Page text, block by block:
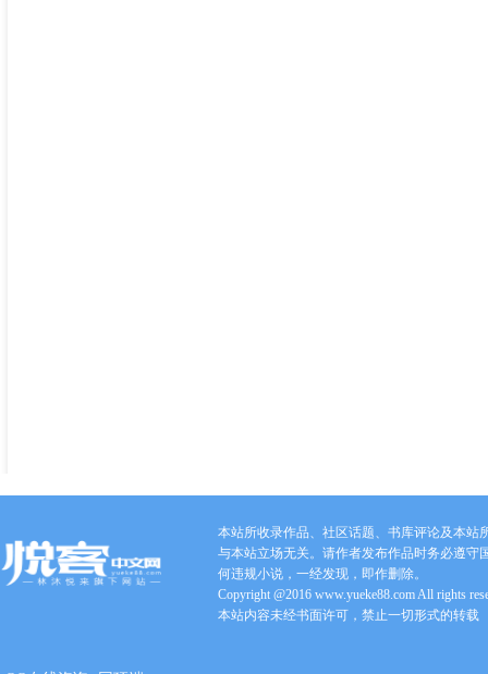
本站所收录作品、社区话题、书库评论及本站
与本站立场无关。请作者发布作品时务必遵守
何违规小说，一经发现，即作删除。
Copyright @2016 www.yueke88.com All rights
本站内容未经书面许可，禁止一切形式的转载